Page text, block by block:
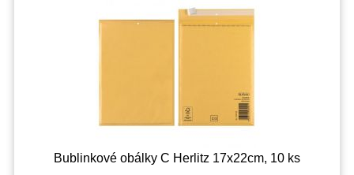
Bublinkové obálky C Herlitz 17x22cm, 10 ks